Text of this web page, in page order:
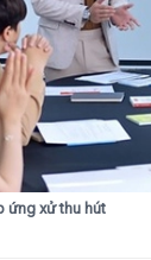
ứng xử thu hút